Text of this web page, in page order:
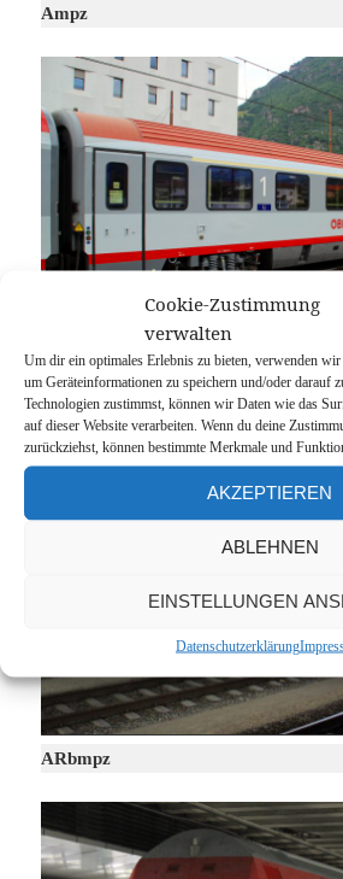
Cookie-Zustimmung
verwalten
Um dir ein optimales Erlebnis zu bieten, verwenden
um Geräteinformationen zu speichern und/oder darauf
Technologien zustimmst, können wir Daten wie das
auf dieser Website verarbeiten. Wenn du deine
zurückziehst, können bestimmte Merkmale und
AKZEPTIEREN
ABLEHNEN
EINSTELLUNGEN
Datenschutzerklärung
Ampz
Amz
ARbmpz